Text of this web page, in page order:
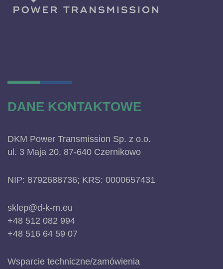
DANE KONTAKTOWE
DKM Power Transmission Sp. z o.o.
ul. 3 Maja 20, 87-640 Czernikowo
NIP: 8792688736; KRS: 0000657431
sklep@d-k-m.eu
+48 512 082 994
+48 516 64 59 07
Wsparcie techniczne/zamówienia